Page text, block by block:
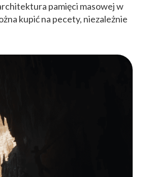
pamięci masowej w
kupić na pecety, niezależnie